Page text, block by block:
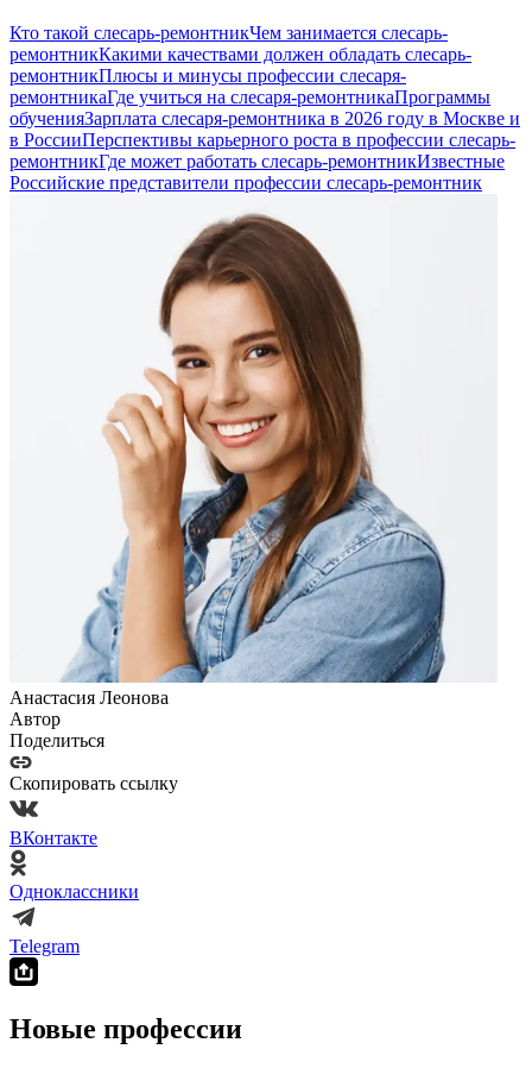
Кто такой слесарь-ремонтникЧем занимается слесарь-
ремонтникКакими качествами должен обладать слесарь-
ремонтникПлюсы и минусы профессии слесаря-
ремонтникаГде учиться на слесаря-ремонтникаПрограммы
обученияЗарплата слесаря-ремонтника в 2026 году в Москве и
в РоссииПерспективы карьерного роста в профессии слесарь-
ремонтникГде может работать слесарь-ремонтникИзвестные
Российские представители профессии слесарь-ремонтник
Анастасия Леонова
Автор
Поделиться
Скопировать ссылку
ВКонтакте
Одноклассники
Telegram
Новые профессии